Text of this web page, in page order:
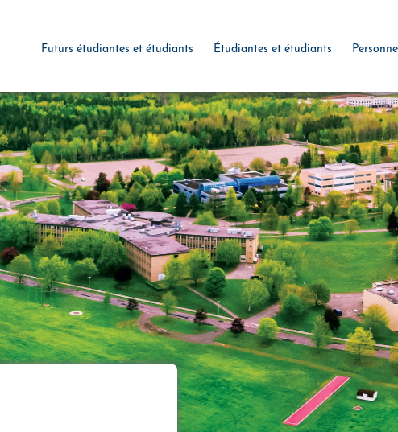
Futurs étudiantes et étudiants Étudiantes et étudiants Personnel